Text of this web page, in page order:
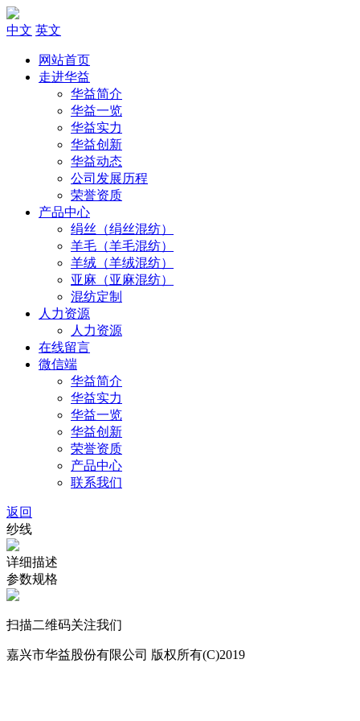
中文 英文
网站首页
走进华益
华益简介
华益一览
华益实力
华益创新
华益动态
公司发展历程
荣誉资质
产品中心
绢丝（绢丝混纺）
羊毛（羊毛混纺）
羊绒（羊绒混纺）
亚麻（亚麻混纺）
混纺定制
人力资源
人力资源
在线留言
微信端
华益简介
华益实力
华益一览
华益创新
荣誉资质
产品中心
联系我们
返回
纱线
详细描述
参数规格
扫描二维码关注我们
嘉兴市华益股份有限公司 版权所有(C)2019